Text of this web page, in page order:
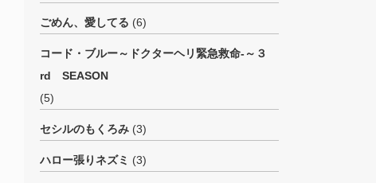
ごめん、愛してる (6)
コード・ブルー～ドクターヘリ緊急救命-～３
rd SEASON
(5)
セシルのもくろみ (3)
ハロー張りネズミ (3)